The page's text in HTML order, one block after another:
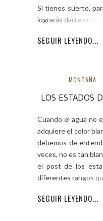
Si tienes suerte,
lograrás darte un
SEGUIR LEYENDO...
MONTAÑA
LOS ESTADOS
Cuando el agua no
adquiere el color
debemos de
veces, no es tan
el post de los
diferentes rangos
SEGUIR LEYENDO...